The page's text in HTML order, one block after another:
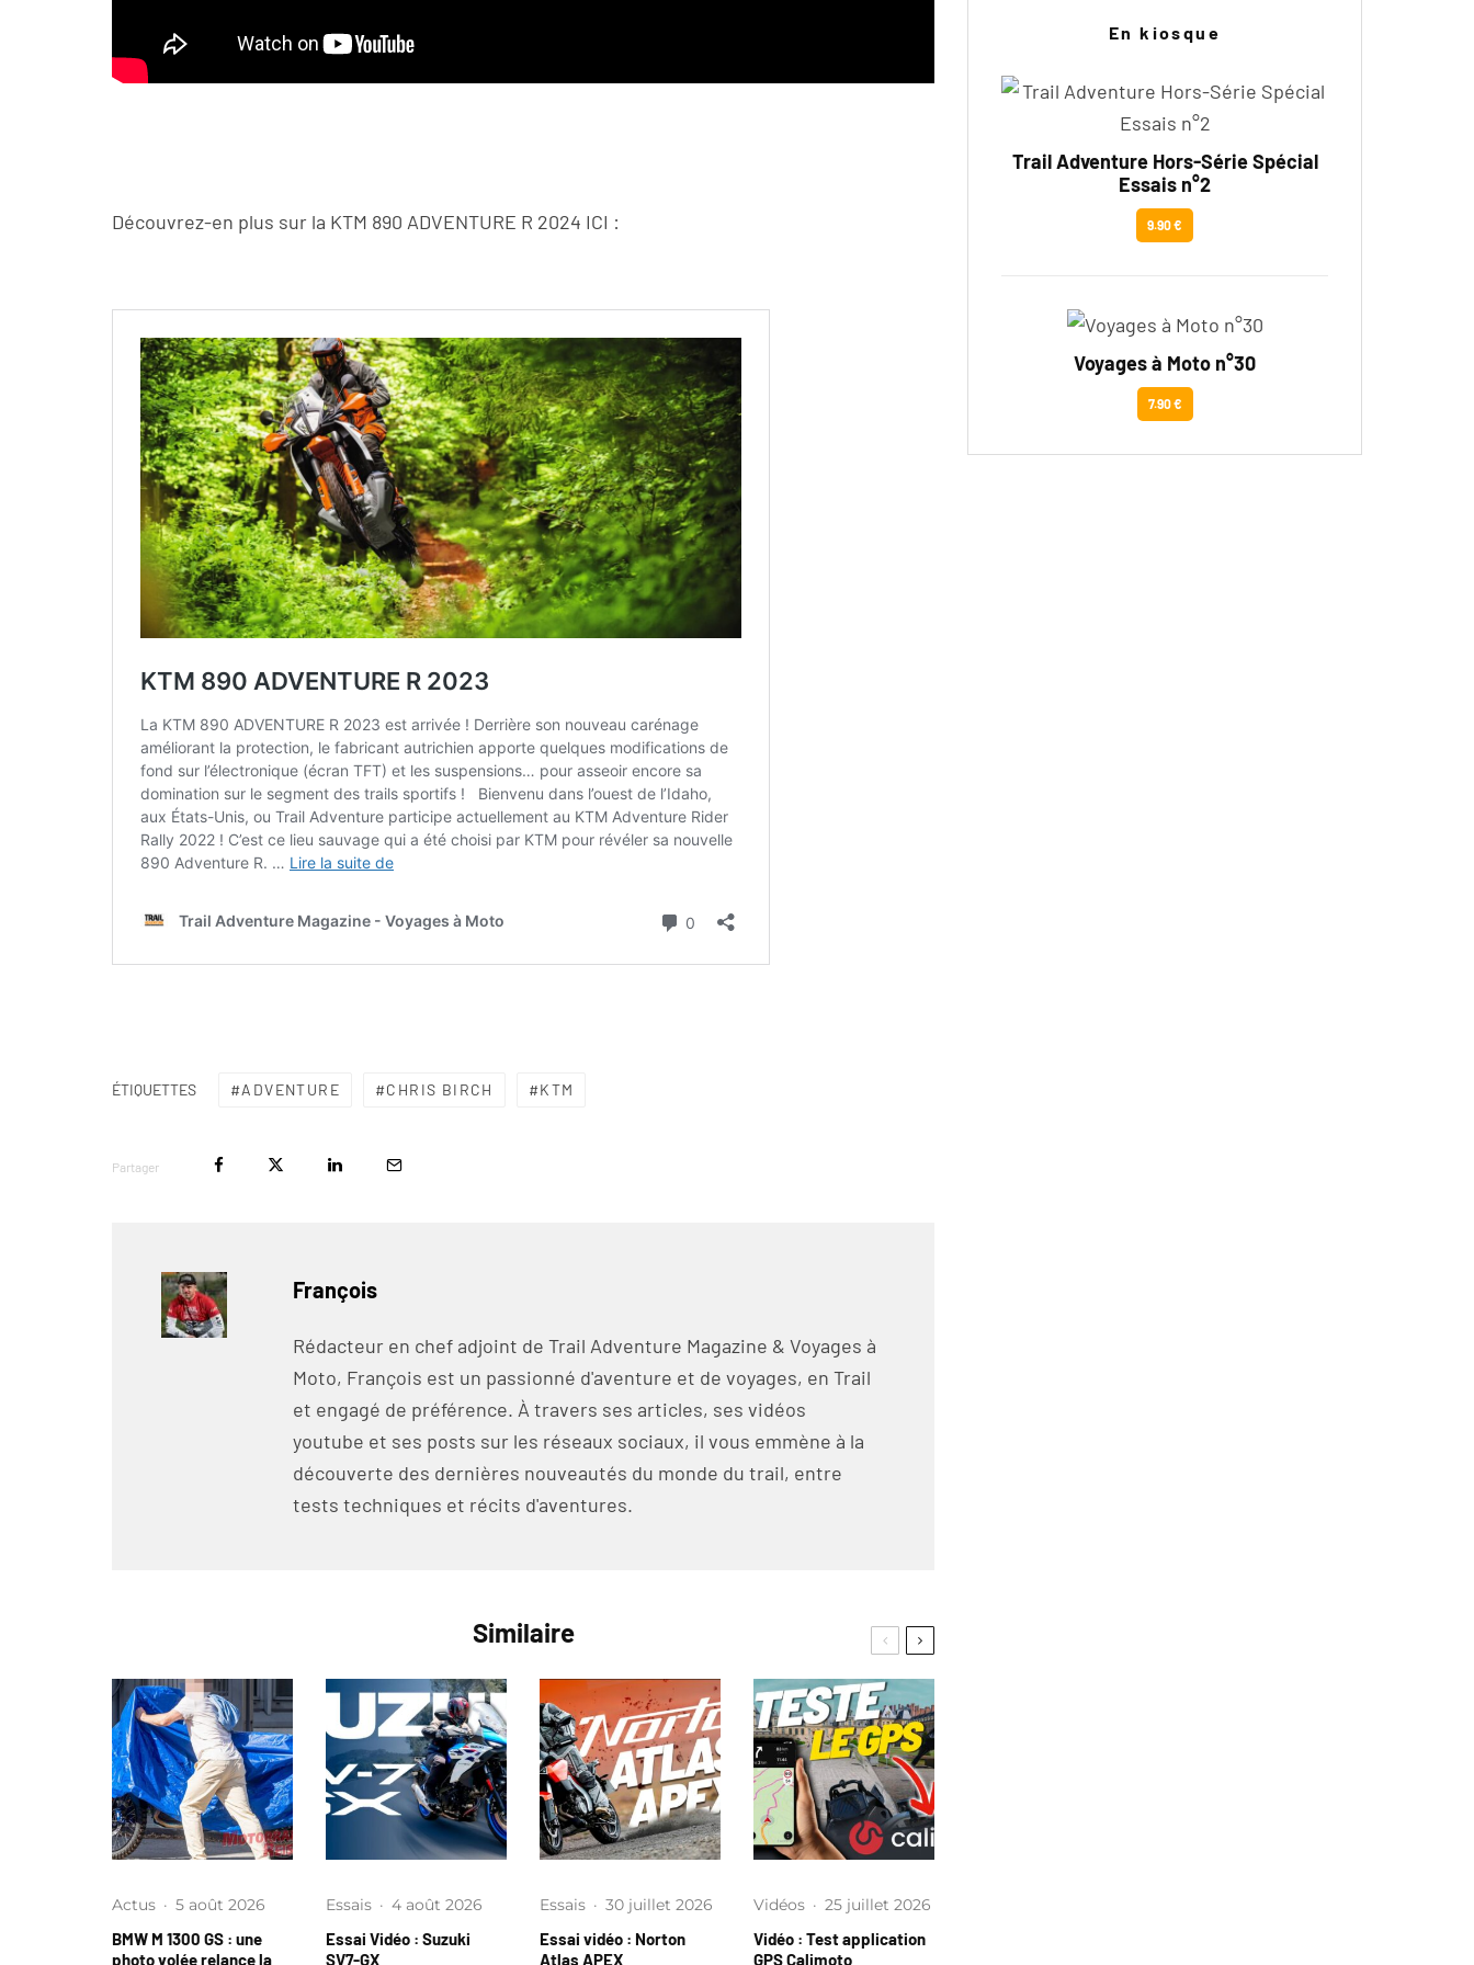
Découvrez-en plus sur la KTM 890 ADVENTURE R 2024 ICI :
ÉTIQUETTES ADVENTURE CHRIS BIRCH KTM
Partager
François
Rédacteur en chef adjoint de Trail Adventure Magazine & Voyages à
Moto, François est un passionné d'aventure et de voyages, en Trail
et engagé de préférence. À travers ses articles, ses vidéos
youtube et ses posts sur les réseaux sociaux, il vous emmène à la
découverte des dernières nouveautés du monde du trail, entre
tests techniques et récits d'aventures.
Similaire
Actus · 5 août 2026
BMW M 1300 GS : une
photo volée relance la
Essais · 4 août 2026
Essai Vidéo : Suzuki
SV7-GX
Essais · 30 juillet 2026
Essai vidéo : Norton
Atlas APEX
Vidéos · 25 juillet 2026
Vidéo : Test application
GPS Calimoto
En kiosque
Trail Adventure Hors-Série Spécial
Essais n°2
9.90 €
Voyages à Moto n°30
7.90 €